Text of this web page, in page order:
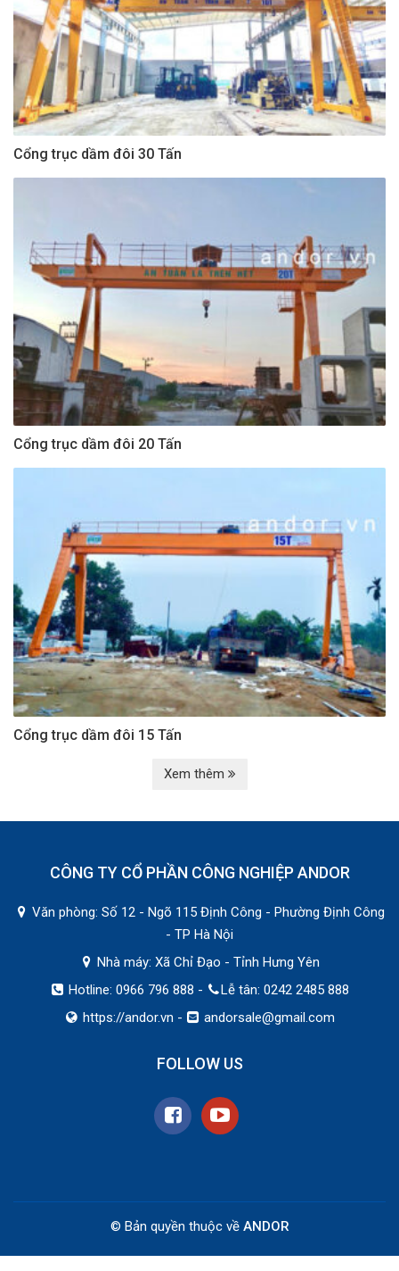
Cổng trục dầm đôi 30 Tấn
Cổng trục dầm đôi 20 Tấn
Cổng trục dầm đôi 15 Tấn
Xem thêm
CÔNG TY CỔ PHẦN CÔNG NGHIỆP ANDOR
Văn phòng: Số 12 - Ngõ 115 Định Công - Phường Định Công
- TP Hà Nội
Nhà máy: Xã Chỉ Đạo - Tỉnh Hưng Yên
Hotline: 0966 796 888 -
Lễ tân: 0242 2485 888
https://andor.vn - andorsale@gmail.com
FOLLOW US
© Bản quyền thuộc về ANDOR